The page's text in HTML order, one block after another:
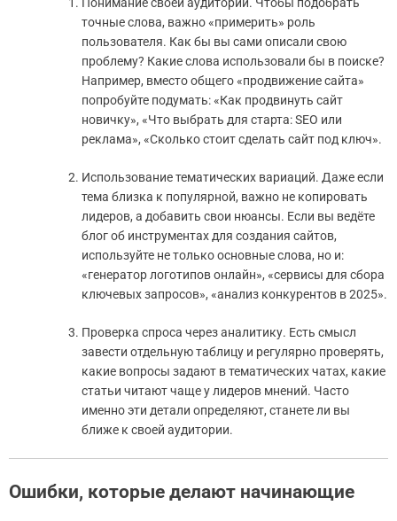
точные слова, важно «примерить» роль
пользователя. Как бы вы сами описали свою
проблему? Какие слова использовали бы в поиске?
Например, вместо общего «продвижение сайта»
попробуйте подумать: «Как продвинуть сайт
новичку», «Что выбрать для старта: SEO или
реклама», «Сколько стоит сделать сайт под ключ».
Использование тематических вариаций. Даже если
тема близка к популярной, важно не копировать
лидеров, а добавить свои нюансы. Если вы ведёте
блог об инструментах для создания сайтов,
используйте не только основные слова, но и:
«генератор логотипов онлайн», «сервисы для сбора
ключевых запросов», «анализ конкурентов в 2025».
Проверка спроса через аналитику. Есть смысл
завести отдельную таблицу и регулярно проверять,
какие вопросы задают в тематических чатах, какие
статьи читают чаще у лидеров мнений. Часто
именно эти детали определяют, станете ли вы
ближе к своей аудитории.
Ошибки, которые делают начинающие